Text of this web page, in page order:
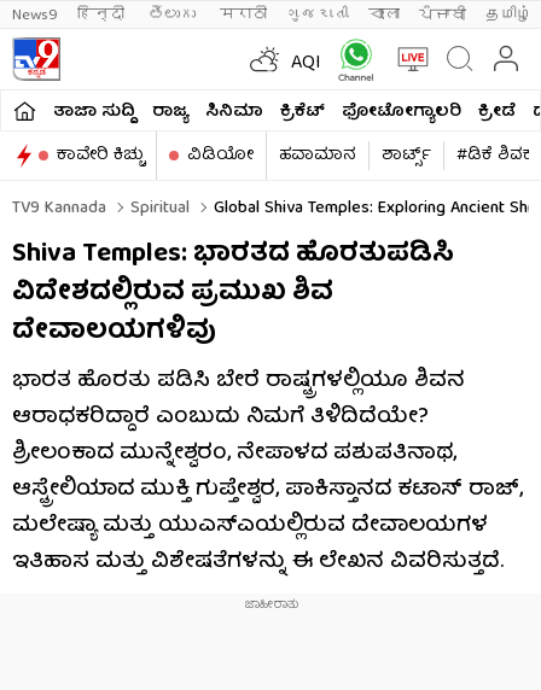
News9 हिन्दी తెలుగు मराठी ગુજરાતી বাংলা ਪੰਜਾਬੀ தமிழ்
AQI
ತಾಜಾ ಸುದ್ದಿ ರಾಜ್ಯ ಸಿನಿಮಾ ಕ್ರಿಕೆಟ್​ ಫೋಟೋಗ್ಯಾಲರಿ ಕ್ರೀಡೆ
ಕಾವೇರಿ ಕಿಚ್ಚು
ವಿಡಿಯೋ ಹವಾಮಾನ ಶಾರ್ಟ್ಸ್​
#ಡಿಕೆ
TV9 Kannada
Spiritual Global Shiva Temples: Exploring Ancient
Shiva Temples: ಭಾರತದ ಹೊರತುಪಡಿಸಿ
ವಿದೇಶದಲ್ಲಿರುವ ಪ್ರಮುಖ ಶಿವ
ದೇವಾಲಯಗಳಿವು
ಭಾರತ ಹೊರತು ಪಡಿಸಿ ಬೇರೆ ರಾಷ್ಟ್ರಗಳಲ್ಲಿಯೂ ಶಿವನ
ಆರಾಧಕರಿದ್ದಾರೆ ಎಂಬುದು ನಿಮಗೆ ತಿಳಿದಿದೆಯೇ?
ಶ್ರೀಲಂಕಾದ ಮುನ್ನೇಶ್ವರಂ, ನೇಪಾಳದ ಪಶುಪತಿನಾಥ,
ಆಸ್ಟ್ರೇಲಿಯಾದ ಮುಕ್ತಿ ಗುಪ್ತೇಶ್ವರ, ಪಾಕಿಸ್ತಾನದ ಕಟಾಸ್ ರಾಜ್,
ಮಲೇಷ್ಯಾ ಮತ್ತು ಯುಎಸ್ಎಯಲ್ಲಿರುವ ದೇವಾಲಯಗಳ
ಇತಿಹಾಸ ಮತ್ತು ವಿಶೇಷತೆಗಳನ್ನು ಈ ಲೇಖನ ವಿವರಿಸುತ್ತದೆ.